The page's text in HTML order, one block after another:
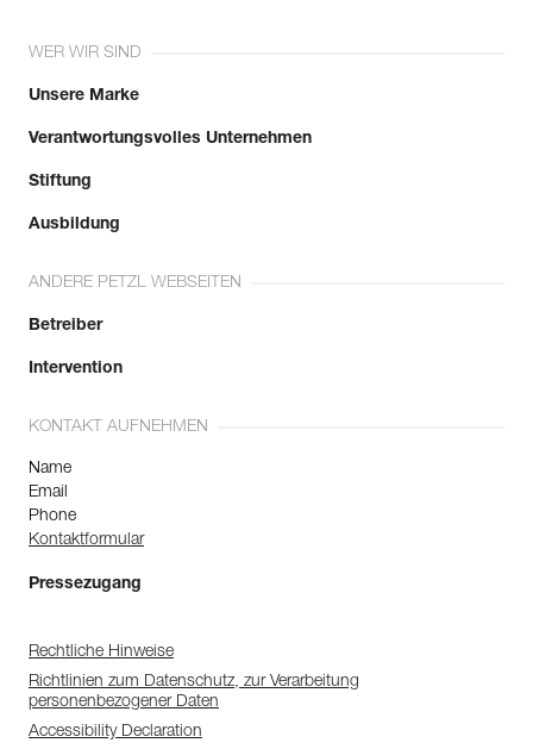
WER WIR SIND
Unsere Marke
Verantwortungsvolles Unternehmen
Stiftung
Ausbildung
ANDERE PETZL WEBSEITEN
Betreiber
Intervention
KONTAKT AUFNEHMEN
Name
Email
Phone
Kontaktformular
Pressezugang
Rechtliche Hinweise
Richtlinien zum Datenschutz, zur Verarbeitung
personenbezogener Daten
Accessibility Declaration